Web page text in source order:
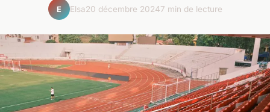
E Elsa20 décembre 20247 min de lecture